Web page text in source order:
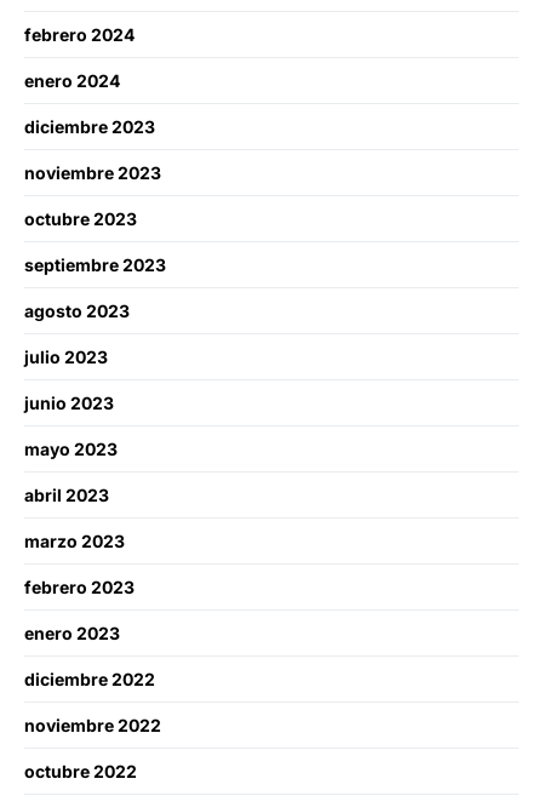
febrero 2024
enero 2024
diciembre 2023
noviembre 2023
octubre 2023
septiembre 2023
agosto 2023
julio 2023
junio 2023
mayo 2023
abril 2023
marzo 2023
febrero 2023
enero 2023
diciembre 2022
noviembre 2022
octubre 2022